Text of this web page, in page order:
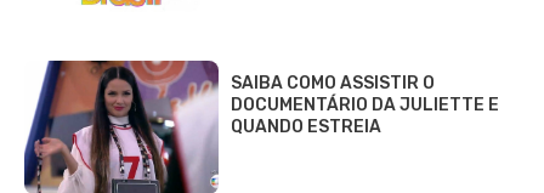
SAIBA COMO ASSISTIR O
DOCUMENTÁRIO DA JULIETTE E
QUANDO ESTREIA